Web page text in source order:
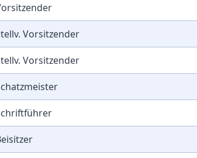
Vorsitzender
Vorsitzender